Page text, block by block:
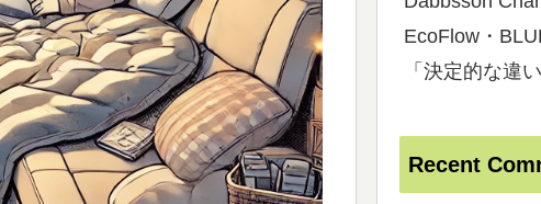
EcoFlow・
「決定的な違い
Recent